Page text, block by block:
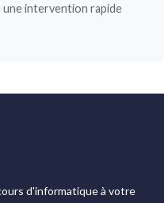
une intervention rapide
d'informatique à votre